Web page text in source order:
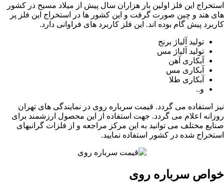
استخراج این فلز اولین بار هزاران سال پیش از میلاد مسیح در کشور
های هند و چین صورت گرفت و این کشور ها در استخراج این فلز پر
کاربرد پیش گام بوده اند. این فلز کاربرد های فراوانی دارد.
تولید آلیاژ برنج
تولید آلیاژ مس
آبکاری آهن
آبکاری مس
آبکاری طلا
و..
نیز استفاده می گردد. قیمت سرباره روی در نمایندگی های تهران
روزانه اعلام می گردد. جهت استفاده از این محصول ارزشمند برای
صنایع مختلف می توانید به این مرکز مراجعه و از فلزات گرانبهای
استخراج شده در کشور استفاده نمایید.
خواص سرباره روی